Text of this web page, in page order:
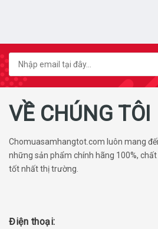
VỀ CHÚNG TÔI
Chomuasamhangtot.com luôn mang
những sản phẩm chính hãng 100%,
tốt nhất thị trường.
Điện thoại: